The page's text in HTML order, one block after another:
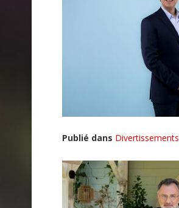
Publié dans Divertissements